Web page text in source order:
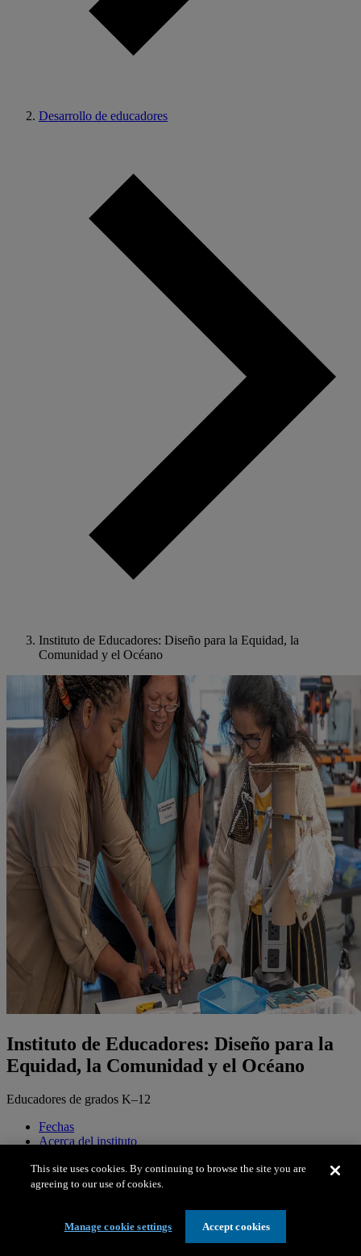
Desarrollo de educadores
Instituto de Educadores: Diseño para la Equidad, la
Comunidad y el Océano
Instituto de Educadores: Diseño para la
Equidad, la Comunidad y el Océano
Educadores de grados K–12
Fechas
Acerca del instituto
Tarifas
Elegibilidad y requisitos
Las solicitudes están cerradas para 2026.
This site uses cookies. By continuing to browse the site you are
agreeing to our use of cookies.
Manage cookie settings Accept cookies